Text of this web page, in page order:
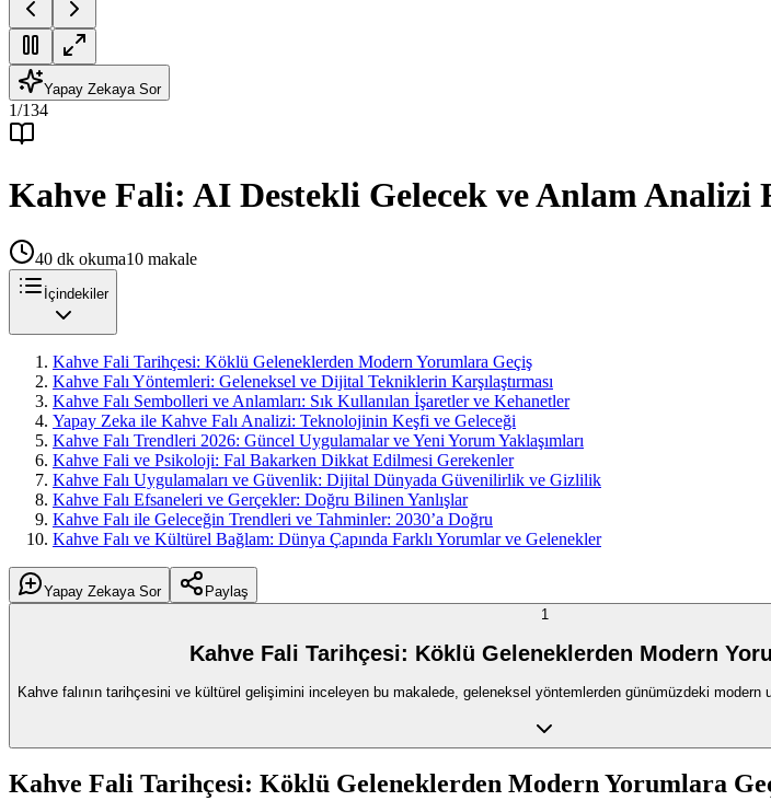
Yapay Zekaya Sor
1/134
Kahve Fali: AI Destekli Gelecek ve Anlam Analizi
40 dk okuma10 makale
İçindekiler
Kahve Fali Tarihçesi: Köklü Geleneklerden Modern Yorumlara Geçiş
Kahve Falı Yöntemleri: Geleneksel ve Dijital Tekniklerin Karşılaştırması
Kahve Falı Sembolleri ve Anlamları: Sık Kullanılan İşaretler ve Kehanetler
Yapay Zeka ile Kahve Falı Analizi: Teknolojinin Keşfi ve Geleceği
Kahve Falı Trendleri 2026: Güncel Uygulamalar ve Yeni Yorum Yaklaşımları
Kahve Fali ve Psikoloji: Fal Bakarken Dikkat Edilmesi Gerekenler
Kahve Falı Uygulamaları ve Güvenlik: Dijital Dünyada Güvenilirlik ve Gizlilik
Kahve Falı Efsaneleri ve Gerçekler: Doğru Bilinen Yanlışlar
Kahve Falı ile Geleceğin Trendleri ve Tahminler: 2030’a Doğru
Kahve Falı ve Kültürel Bağlam: Dünya Çapında Farklı Yorumlar ve Gelenekler
Yapay Zekaya Sor
Paylaş
1
Kahve Fali Tarihçesi: Köklü Geleneklerden Modern
Kahve falının tarihçesini ve kültürel gelişimini inceleyen bu makalede, geleneksel yöntemlerden günümüzdeki modern
Kahve Fali Tarihçesi: Köklü Geleneklerden Modern Yorumlara